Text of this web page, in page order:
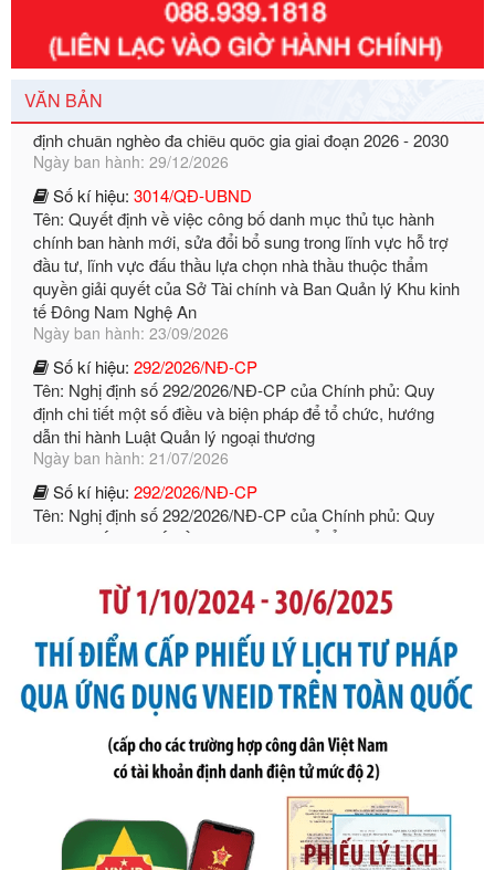
VĂN BẢN
Số kí hiệu:351/2025/NĐ-CP
Tên: Nghị định số 351/2025/NĐ-CP của Chính phủ: Quy
định chuẩn nghèo đa chiều quốc gia giai đoạn 2026 - 2030
Ngày ban hành: 29/12/2026
Số kí hiệu:3014/QĐ-UBND
Tên: Quyết định về việc công bố danh mục thủ tục hành
chính ban hành mới, sửa đổi bổ sung trong lĩnh vực hỗ trợ
đầu tư, lĩnh vực đấu thầu lựa chọn nhà thầu thuộc thẩm
quyền giải quyết của Sở Tài chính và Ban Quản lý Khu kinh
tế Đông Nam Nghệ An
Ngày ban hành: 23/09/2026
Số kí hiệu:292/2026/NĐ-CP
Tên: Nghị định số 292/2026/NĐ-CP của Chính phủ: Quy
định chi tiết một số điều và biện pháp để tổ chức, hướng
dẫn thi hành Luật Quản lý ngoại thương
Ngày ban hành: 21/07/2026
Số kí hiệu:292/2026/NĐ-CP
Tên: Nghị định số 292/2026/NĐ-CP của Chính phủ: Quy
định chi tiết một số điều và biện pháp để tổ chức, hướng
dẫn thi hành Luật Quản lý ngoại thương
Ngày ban hành: 21/07/2026
Tên: Thông tư số 105/2026/TT-BTC của Bộ Tài chính: Bãi
bỏ Thông tư số 87/2019/TT- BТC ngày 19 tháng 12 năm
2019 của Bộ trưởng Bộ Tài chính hướng dẫn thực hiện xử
phạt vi phạm hành chính trong lĩnh vực kho bạc nhà nước
Ngày ban hành: 21/07/2026
291/2026/NĐ-CP
Tên: Nghị định số 291/2026/NĐ-CP của Chính phủ: Sửa
đổi, bổ sung một số điều của Nghị định số 125/2020/NĐ-СР
ngày 19 tháng 10 năm 2020 của Chính phủ quy định xử
phạt vi phạm hành chính về thuế, hóa đơn được sửa đổi, bổ
sung bởi Nghị định số 102/2021/NĐ-CP
Ngày ban hành: 20/07/2026